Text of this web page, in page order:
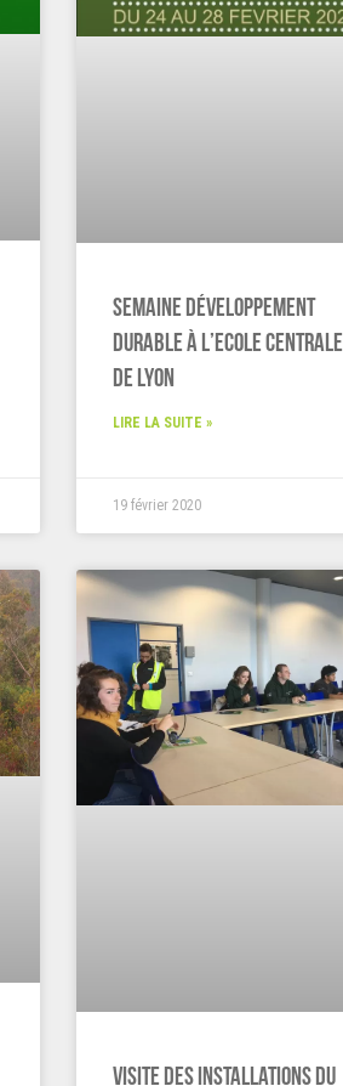
Semaine Développement
Durable à l’Ecole Centrale
de Lyon
LIRE LA SUITE »
19 février 2020
Visite des installations du